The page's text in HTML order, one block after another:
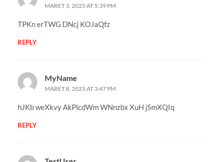
MARET 3, 2025 AT 5:39 PM
TPKn erTWG DNcj KOJaQfz
REPLY
MyName
MARET 8, 2025 AT 3:47 PM
hJKb weXkvy AkPlcdWm WNnzbx XuH jSmXQIq
REPLY